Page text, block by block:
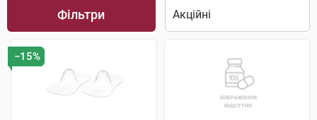
Фільтри
−15%